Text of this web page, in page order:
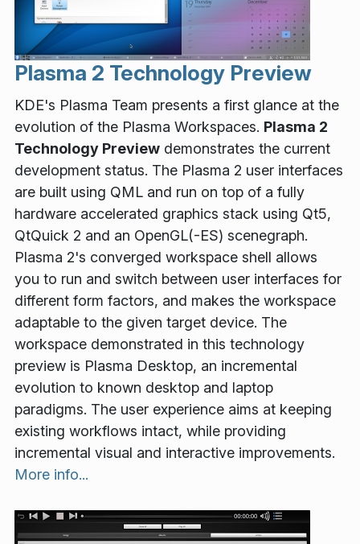
Plasma 2 Technology Preview
KDE's Plasma Team presents a first glance at the
evolution of the Plasma Workspaces. Plasma 2
Technology Preview demonstrates the current
development status. The Plasma 2 user interfaces
are built using QML and run on top of a fully
hardware accelerated graphics stack using Qt5,
QtQuick 2 and an OpenGL(-ES) scenegraph.
Plasma 2's converged workspace shell allows
you to run and switch between user interfaces for
different form factors, and makes the workspace
adaptable to the given target device. The
workspace demonstrated in this technology
preview is Plasma Desktop, an incremental
evolution to known desktop and laptop
paradigms. The user experience aims at keeping
existing workflows intact, while providing
incremental visual and interactive improvements.
More info...